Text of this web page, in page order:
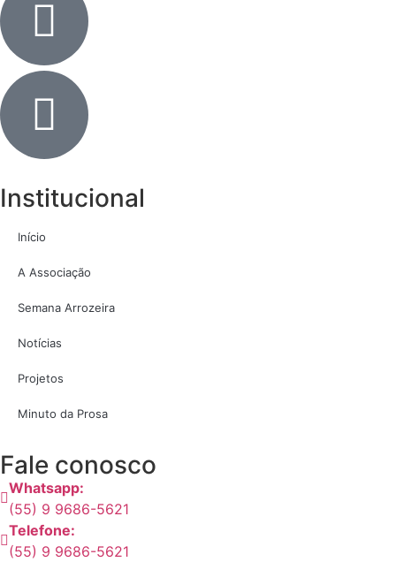
Institucional
Início
A Associação
Semana Arrozeira
Notícias
Projetos
Minuto da Prosa
Fale conosco
Whatsapp:
(55) 9 9686-5621
Telefone:
(55) 9 9686-5621